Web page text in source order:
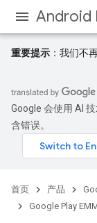
Android
重要提示 ：我们不
Google 会使用 AI
含错误。
首页 产品
Google Play